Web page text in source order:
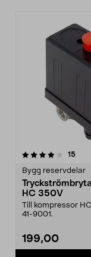
15
Bygg reservdelar
HC 350V
Till kompressor
41-9001.
199,00
4.5av 5